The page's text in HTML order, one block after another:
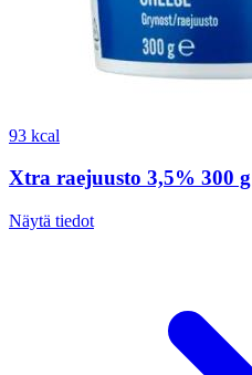
93 kcal
Xtra raejuusto 3,5% 300 g
Näytä tiedot